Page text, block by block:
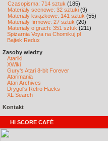
Czasopisma: 714 sztuk (185)
Materiały scenowe: 32 sztuki (9)
Materiały książkowe: 141 sztuk (55)
Materiały firmowe: 27 sztuk (20)
Materiały o grach: 351 sztuk (211)
Spiżarnia Voya na Chomikuj.pl
Bajtek Redux
Zasoby wiedzy
Atariki
XWiki
Gury's Atari 8-bit Forever
Atarimania
Atari Archives
Drygol's Retro Hacks
XL Search
Kontakt
HI SCORE CAFÉ